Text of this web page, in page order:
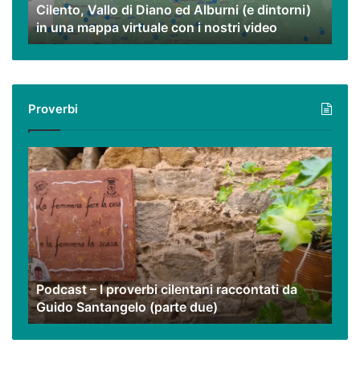
una
mappa
virtuale
nostri
video
Cilento, Vallo di Diano ed Alburni (e dintorni)
in una mappa virtuale con i nostri video
Proverbi
Podcast
–
I
proverbi
cilentani
raccontati
da
Guido
Santangelo
(parte
due)
Podcast – I proverbi cilentani raccontati da
Guido Santangelo (parte due)